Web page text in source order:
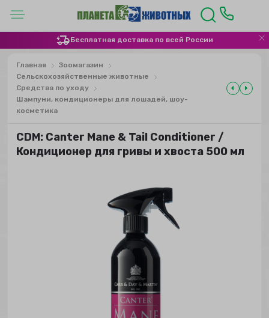
Бесплатная доставка по всей России
Главная
Зоомагазин
Сельскохозяйственные животные
Средства по уходу
Шампуни, кондиционеры для лошадей, шоу-
косметика
CDM: Canter Mane & Tail Conditioner /
Кондиционер для гривы и хвоста 500 мл